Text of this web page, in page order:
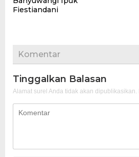
Fiestiandani
Komentar
Tinggalkan Balasan
Alamat surel Anda tidak akan dipublikasikan.